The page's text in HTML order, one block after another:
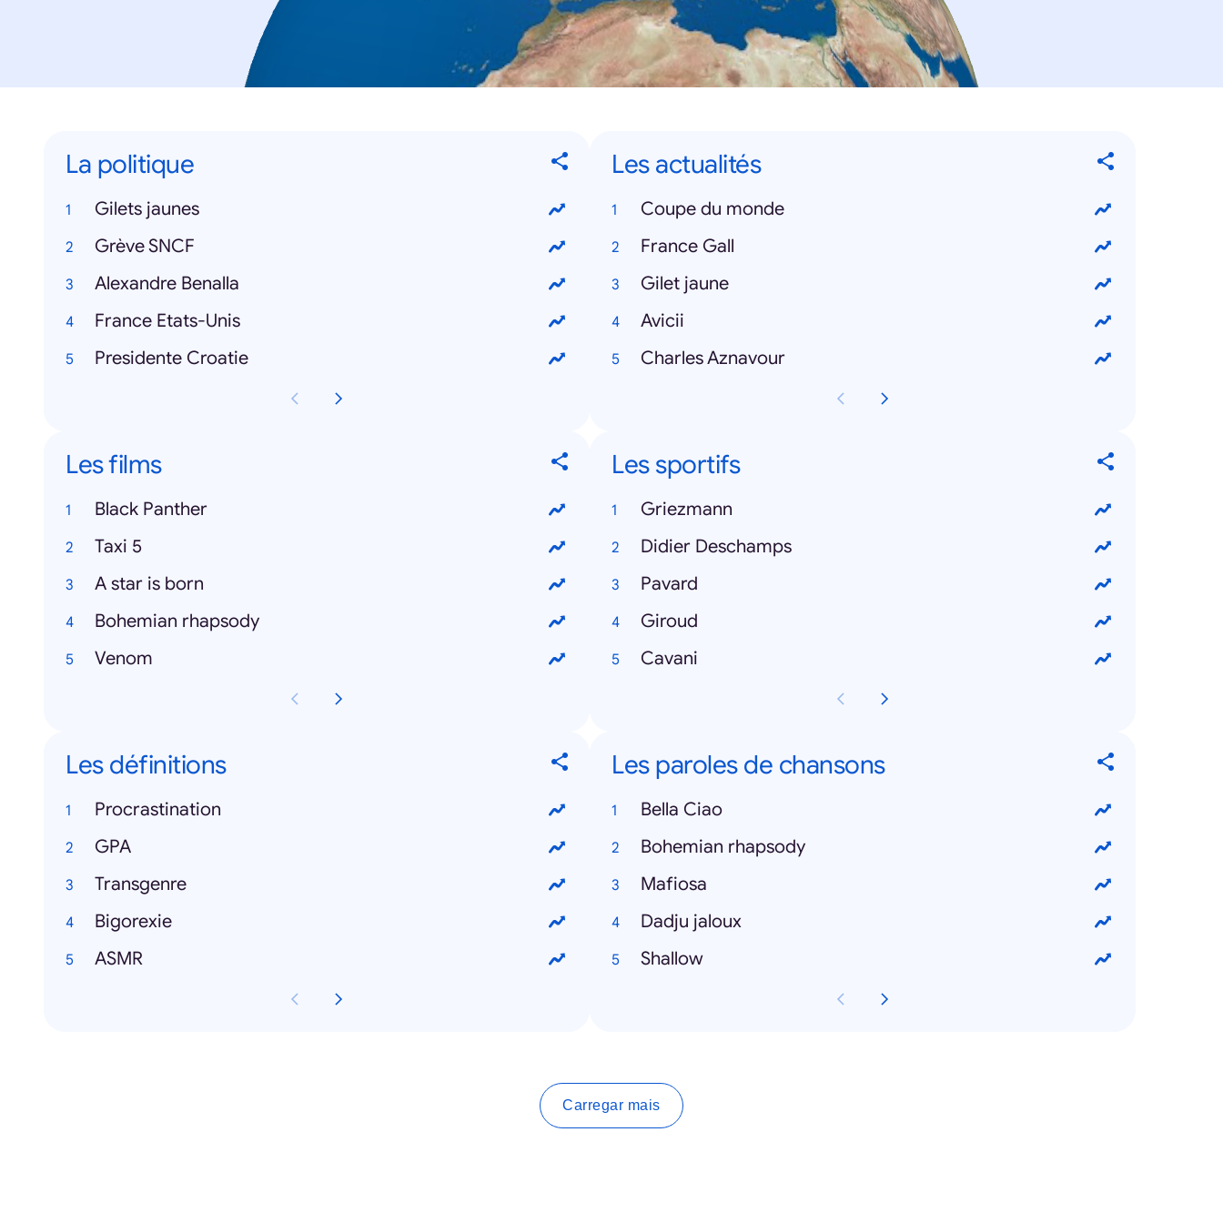
La politique
Gilets jaunes
Grève SNCF
Alexandre Benalla
France Etats-Unis
Presidente Croatie
Les actualités
Coupe du monde
France Gall
Gilet jaune
Avicii
Charles Aznavour
Les films
Black Panther
Taxi 5
A star is born
Bohemian rhapsody
Venom
Les sportifs
Griezmann
Didier Deschamps
Pavard
Giroud
Cavani
Les définitions
Procrastination
GPA
Transgenre
Bigorexie
ASMR
Les paroles de chansons
Bella Ciao
Bohemian rhapsody
Mafiosa
Dadju jaloux
Shallow
Carregar mais